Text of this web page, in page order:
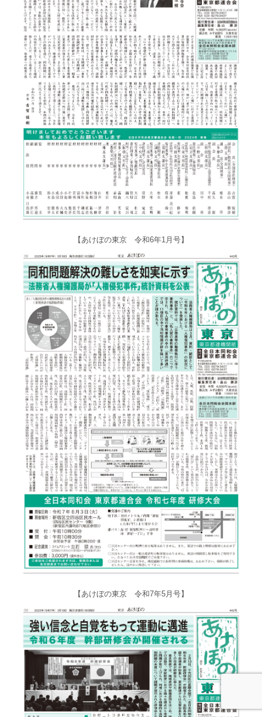
【あけぼの東京 令和6年1月号】
【あけぼの東京 令和7年5月号】